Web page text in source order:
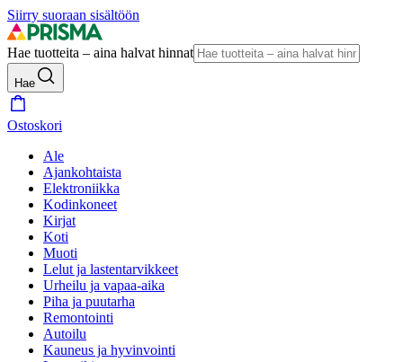
Siirry suoraan sisältöön
Hae tuotteita – aina halvat hinnat
Hae
Ostoskori
Ale
Ajankohtaista
Elektroniikka
Kodinkoneet
Kirjat
Koti
Muoti
Lelut ja lastentarvikkeet
Urheilu ja vapaa-aika
Piha ja puutarha
Remontointi
Autoilu
Kauneus ja hyvinvointi